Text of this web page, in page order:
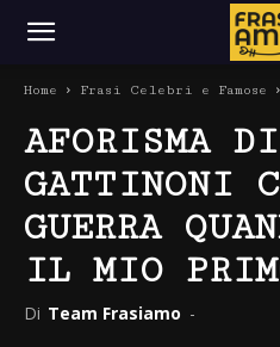
Home Frasi Celebri e Famose
AFORISMA
GATTINONI
GUERRA
IL MIO
Di Team Frasiamo -